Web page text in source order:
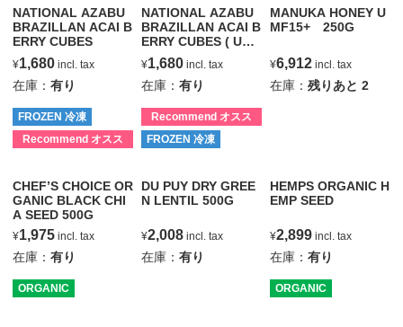
NATIONAL AZABU
BRAZILLAN ACAI B
ERRY CUBES
¥1,680 incl. tax
在庫：有り
FROZEN 冷凍
Recommend オスス
NATIONAL AZABU
BRAZILLAN ACAI B
ERRY CUBES ( UNS
WEETENED )
¥1,680incl. tax
在庫： 有り
Recommend オスス
メ
FROZEN 冷凍
MANUKA HONEY U
MF15+ 250G
¥6,912incl. tax
在庫： 残りあと 2
CHEF’S CHOICE OR
GANIC BLACK CHI
A SEED 500G
¥1,975 incl. tax
在庫：有り
ORGANIC
DU PUY DRY GREE
N LENTIL 500G
¥2,008incl. tax
在庫： 有り
HEMPS ORGANIC H
EMP SEED
¥2,899incl. tax
在庫： 有り
ORGANIC